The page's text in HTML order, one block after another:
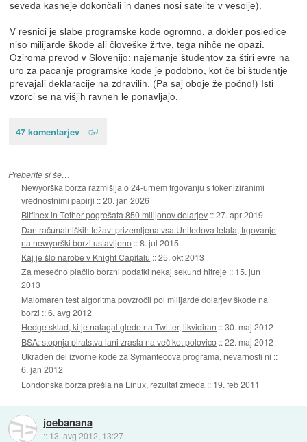
seveda kasneje dokončali in danes nosi satelite v vesolje).
V resnici je slabe programske kode ogromno, a dokler posledice
niso milijarde škode ali človeške žrtve, tega nihče ne opazi.
Oziroma prevod v Slovenijo: najemanje študentov za štiri evre na
uro za pacanje programske kode je podobno, kot če bi študentje
prevajali deklaracije na zdravilih. (Pa saj oboje že počno!) Isti
vzorci se na višjih ravneh le ponavljajo.
47 komentarjev
Preberite si še…
Newyorška borza razmišlja o 24-urnem trgovanju s tokeniziranimi
vrednostnimi papirji ::20. jan 2026
Bitfinex in Tether pogrešata 850 milijonov dolarjev ::27. apr 2019
Dan računalniških težav: prizemljena vsa Unitedova letala, trgovanje
na newyorški borzi ustavljeno ::8. jul 2015
Kaj je šlo narobe v Knight Capitalu ::25. okt 2013
Za mesečno plačilo borzni podatki nekaj sekund hitreje :: 15. jun
2013
Malomaren test algoritma povzročil pol milijarde dolarjev škode na
borzi ::6. avg 2012
Hedge sklad, ki je nalagal glede na Twitter, likvidiran ::30. maj 2012
BSA: stopnja piratstva lani zrasla na več kot polovico ::22. maj 2012
Ukraden del izvorne kode za Symantecova programa, nevarnosti ni ::
6. jan 2012
Londonska borza prešla na Linux, rezultat zmeda :: 19. feb 2011
joebanana
:: 13. avg 2012, 13:27